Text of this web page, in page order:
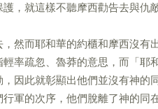
，就這樣不聽摩西勸告去與仇敵
然而耶和華的約櫃和摩西沒有
率疏忽、魯莽的意思，而「耶
因此就彰顯出他們並沒有神的
軍的次序，他們脫離了神的同